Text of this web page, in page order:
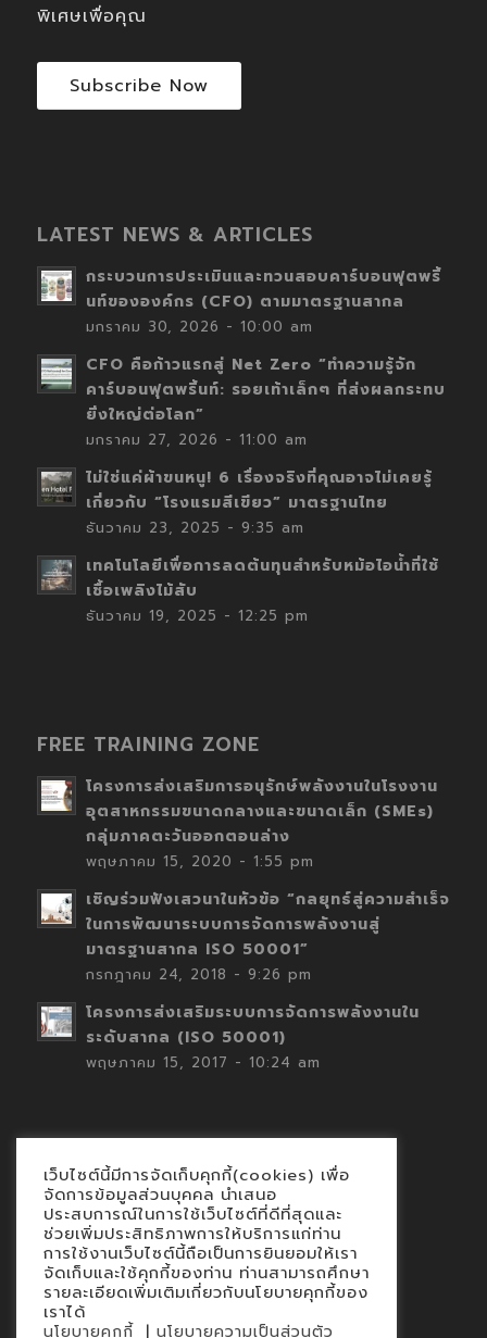
พิเศษเพื่อคุณ
Subscribe Now
LATEST NEWS & ARTICLES
กระบวนการประเมินและทวนสอบคาร์บอนฟุตพริ้
นท์ขององค์กร (CFO) ตามมาตรฐานสากล
มกราคม 30, 2026 - 10:00 am
CFO คือก้าวแรกสู่ Net Zero “ทำความรู้จัก
คาร์บอนฟุตพริ้นท์: รอยเท้าเล็กๆ ที่ส่งผลกระทบ
ยิ่งใหญ่ต่อโลก”
มกราคม 27, 2026 - 11:00 am
ไม่ใช่แค่ผ้าขนหนู! 6 เรื่องจริงที่คุณอาจไม่เคยรู้
เกี่ยวกับ “โรงแรมสีเขียว” มาตรฐานไทย
ธันวาคม 23, 2025 - 9:35 am
เทคโนโลยีเพื่อการลดต้นทุนสำหรับหม้อไอน้ำที่ใช้
เชื้อเพลิงไม้สับ
ธันวาคม 19, 2025 - 12:25 pm
FREE TRAINING ZONE
โครงการส่งเสริมการอนุรักษ์พลังงานในโรงงาน
อุตสาหกรรมขนาดกลางและขนาดเล็ก (SMEs)
กลุ่มภาคตะวันออกตอนล่าง
พฤษภาคม 15, 2020 - 1:55 pm
เชิญร่วมฟังเสวนาในหัวข้อ “กลยุทธ์สู่ความสำเร็จ
ในการพัฒนาระบบการจัดการพลังงานสู่
มาตรฐานสากล ISO 50001”
กรกฎาคม 24, 2018 - 9:26 pm
โครงการส่งเสริมระบบการจัดการพลังงานใน
ระดับสากล (ISO 50001)
พฤษภาคม 15, 2017 - 10:24 am
Contact
นโยบายคุกกี้
นโยบายข้อมูลส่วนบุคคล
เว็บไซต์นี้มีการจัดเก็บคุกกี้(cookies) เพื่อ
จัดการข้อมูลส่วนบุคคล นำเสนอ
ประสบการณ์ในการใช้เว็บไซต์ที่ดีที่สุดและ
ช่วยเพิ่มประสิทธิภาพการให้บริการแก่ท่าน
การใช้งานเว็บไซต์นี้ถือเป็นการยินยอมให้เรา
จัดเก็บและใช้คุกกี้ของท่าน ท่านสามารถศึกษา
รายละเอียดเพิ่มเติมเกี่ยวกับนโยบายคุกกี้ของ
เราได้
นโยบายคุกกี้ | นโยบายความเป็นส่วนตัว